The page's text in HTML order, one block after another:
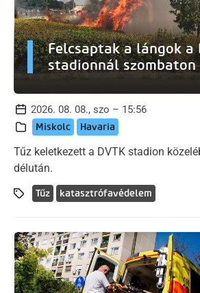
Felcsaptak a lángok a
stadionnál szombaton
2026. 08. 08., szo – 15:56
Miskolc Havaria
Tűz keletkezett a DVTK stadion
délután.
Tűz katasztrófavédelem